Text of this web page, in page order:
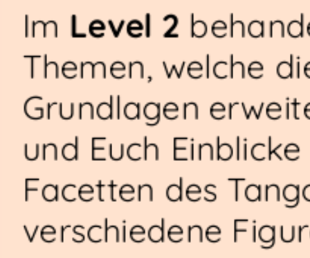
Im Level 2
Themen, welche
Grundlagen
und Euch
Facetten des
verschiedene